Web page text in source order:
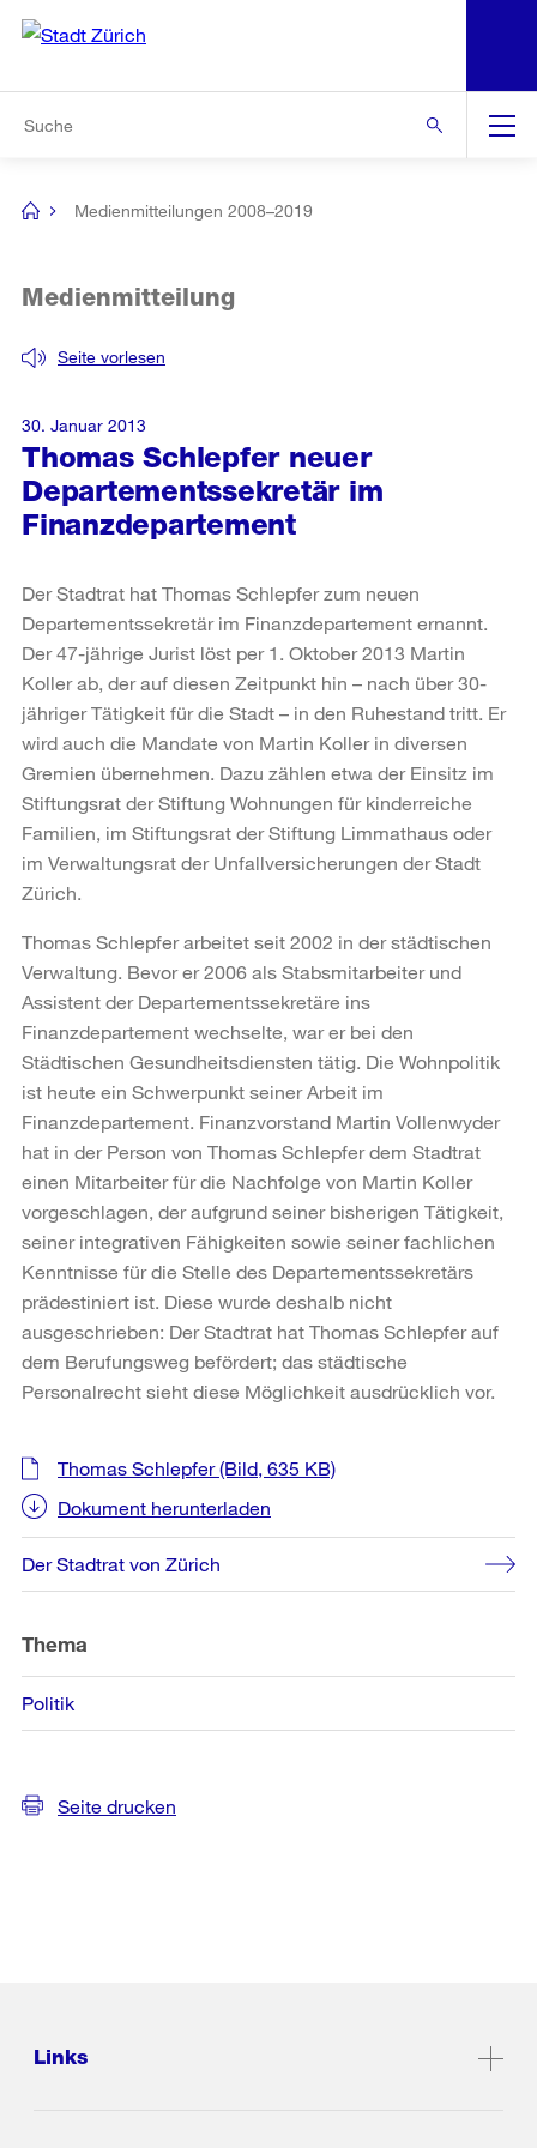
Navigation
[no
Medienmitteilungen 2008–2019
Thomas Schlepfer neuer
Departementssekretär im
Finanzdepartement
Seite vorlesen
Medienmitteilung
30. Januar 2013
Der Stadtrat hat Thomas Schlepfer zum neuen
Departementssekretär im Finanzdepartement ernannt.
Der 47-jährige Jurist löst per 1. Oktober 2013 Martin
Koller ab, der auf diesen Zeitpunkt hin – nach über 30-
jähriger Tätigkeit für die Stadt – in den Ruhestand tritt. Er
wird auch die Mandate von Martin Koller in diversen
Gremien übernehmen. Dazu zählen etwa der Einsitz im
Stiftungsrat der Stiftung Wohnungen für kinderreiche
Familien, im Stiftungsrat der Stiftung Limmathaus oder
im Verwaltungsrat der Unfallversicherungen der Stadt
Zürich.
Thomas Schlepfer arbeitet seit 2002 in der städtischen
Verwaltung. Bevor er 2006 als Stabsmitarbeiter und
Assistent der Departementssekretäre ins
Finanzdepartement wechselte, war er bei den
Städtischen Gesundheitsdiensten tätig. Die Wohnpolitik
ist heute ein Schwerpunkt seiner Arbeit im
Finanzdepartement. Finanzvorstand Martin Vollenwyder
hat in der Person von Thomas Schlepfer dem Stadtrat
einen Mitarbeiter für die Nachfolge von Martin Koller
vorgeschlagen, der aufgrund seiner bisherigen Tätigkeit,
seiner integrativen Fähigkeiten sowie seiner fachlichen
Kenntnisse für die Stelle des Departementssekretärs
prädestiniert ist. Diese wurde deshalb nicht
ausgeschrieben: Der Stadtrat hat Thomas Schlepfer auf
dem Berufungsweg befördert; das städtische
Personalrecht sieht diese Möglichkeit ausdrücklich vor.
Weitere
Informationen
Thomas Schlepfer(Bild, 635 KB)
Dokument herunterladen
Der Stadtrat von Zürich
Thema
Politik
Seite drucken
Links